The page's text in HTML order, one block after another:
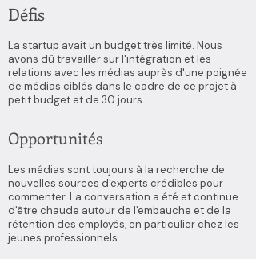
Défis
La startup avait un budget très limité. Nous
avons dû travailler sur l'intégration et les
relations avec les médias auprès d'une poignée
de médias ciblés dans le cadre de ce projet à
petit budget et de 30 jours.
Opportunités
Les médias sont toujours à la recherche de
nouvelles sources d'experts crédibles pour
commenter. La conversation a été et continue
d'être chaude autour de l'embauche et de la
rétention des employés, en particulier chez les
jeunes professionnels.